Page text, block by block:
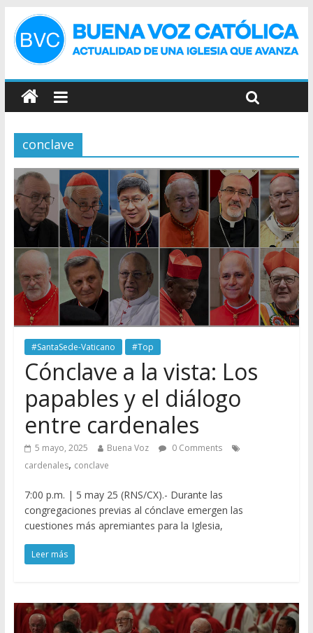
conclave
#SantaSede-Vaticano #Top
Cónclave a la vista: Los
papables y el diálogo
entre cardenales
5 mayo, 2025 Buena Voz
0 Comments
cardenales, conclave
7:00 p.m. | 5 may 25 (RNS/CX).- Durante las
congregaciones previas al cónclave emergen las
cuestiones más apremiantes para la Iglesia,
Leer más